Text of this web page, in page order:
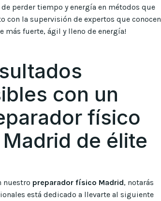
perder tiempo y energía en métodos que
con la supervisión de expertos que conocen
más fuerte, ágil y lleno de energía!
con un
físico
de élite
nuestro preparador físico Madrid, notarás
está dedicado a llevarte al siguiente